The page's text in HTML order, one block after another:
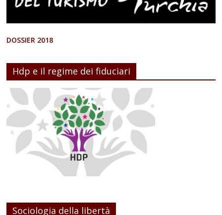
DOSSIER 2018
Hdp e il regime dei fiduciari
Sociologia della libertà